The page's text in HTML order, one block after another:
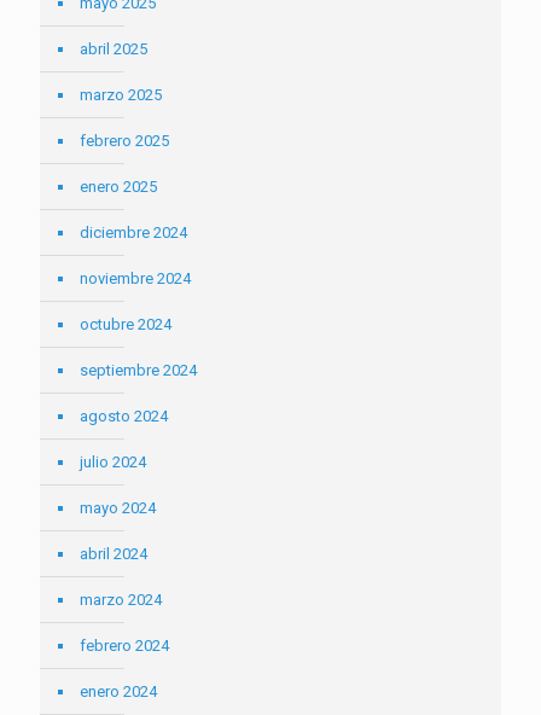
abril 2025
marzo 2025
febrero 2025
enero 2025
diciembre 2024
noviembre 2024
octubre 2024
septiembre 2024
agosto 2024
julio 2024
mayo 2024
abril 2024
marzo 2024
febrero 2024
enero 2024